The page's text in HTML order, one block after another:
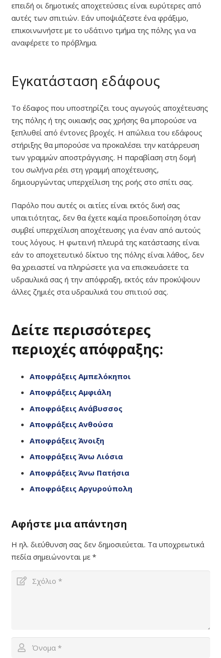
επειδή οι δημοτικές αποχετεύσεις είναι ευρύτερες από
αυτές των σπιτιών. Εάν υποψιάζεστε ένα φράξιμο,
επικοινωνήστε με το υδάτινο τμήμα της πόλης για να
αναφέρετε το πρόβλημα.
Εγκατάσταση εδάφους
Το έδαφος που υποστηρίζει τους αγωγούς αποχέτευσης
της πόλης ή της οικιακής σας χρήσης θα μπορούσε να
ξεπλυθεί από έντονες βροχές. Η απώλεια του εδάφους
στήριξης θα μπορούσε να προκαλέσει την κατάρρευση
των γραμμών αποστράγγισης. Η παραβίαση στη δομή
του σωλήνα ρέει στη γραμμή αποχέτευσης,
δημιουργώντας υπερχείλιση της ροής στο σπίτι σας.
Παρόλο που αυτές οι αιτίες είναι εκτός δική σας
υπαιτιότητας, δεν θα έχετε καμία προειδοποίηση όταν
συμβεί υπερχείλιση αποχέτευσης για έναν από αυτούς
τους λόγους. Η φωτεινή πλευρά της κατάστασης είναι
εάν το αποχετευτικό δίκτυο της πόλης είναι λάθος, δεν
θα χρειαστεί να πληρώσετε για να επισκευάσετε τα
υδραυλικά σας ή την απόφραξη, εκτός εάν προκύψουν
άλλες ζημιές στα υδραυλικά του σπιτιού σας.
Δείτε περισσότερες
περιοχές απόφραξης:
Αποφράξεις Αμπελόκηποι
Αποφράξεις Αμφιάλη
Αποφράξεις Ανάβυσσος
Αποφράξεις Ανθούσα
Αποφράξεις Άνοιξη
Αποφράξεις Άνω Λιόσια
Αποφράξεις Άνω Πατήσια
Αποφράξεις Αργυρούπολη
Αφήστε μια απάντηση
Η ηλ. διεύθυνση σας δεν δημοσιεύεται. Τα υποχρεωτικά
πεδία σημειώνονται με *